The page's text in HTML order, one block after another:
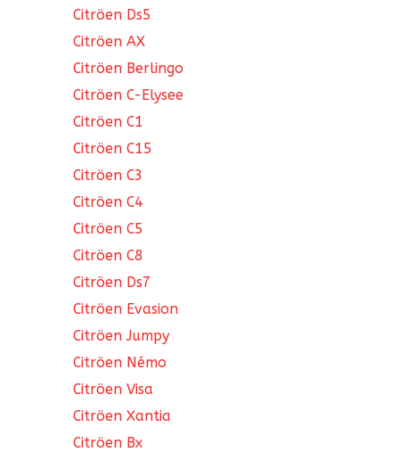
Citröen Ds5
Citröen AX
Citröen Berlingo
Citröen C-Elysee
Citröen C1
Citröen C15
Citröen C3
Citröen C4
Citröen C5
Citröen C8
Citröen Ds7
Citröen Evasion
Citröen Jumpy
Citröen Némo
Citröen Visa
Citröen Xantia
Citröen Bx